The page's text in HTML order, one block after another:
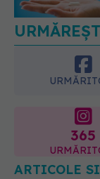
365
ARTICOLE